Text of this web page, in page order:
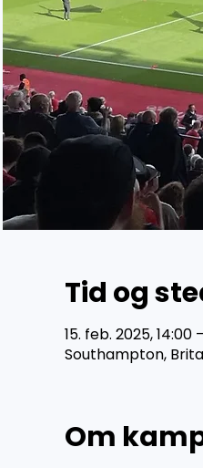
Tid og
15. feb. 2025, 14:00
Southampton,
Om